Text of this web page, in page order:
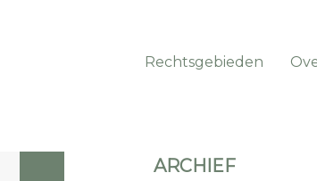
Rechtsgebieden
ARCHIEF